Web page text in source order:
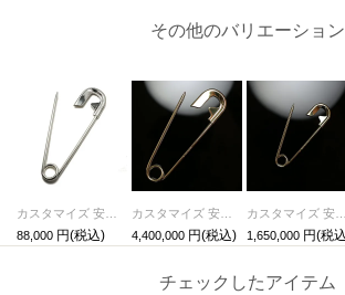
その他のバリエーション
カスタマイズ 安全ピン L
88,000
カスタマイズ 安全ピン L - K18イエローゴールド
4,400,000
カスタマイズ 安全ピン M - K18イエローゴールド
1,650,000
チェックしたアイテム